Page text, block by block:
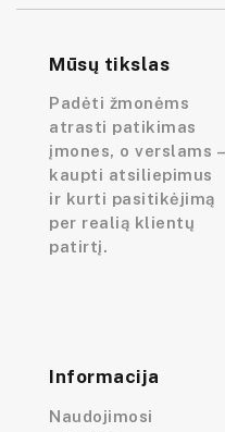
Mūsų tikslas
Padėti žmonėms
atrasti patikimas
įmones, o verslams –
kaupti atsiliepimus
ir kurti pasitikėjimą
per realią klientų
patirtį.
Informacija
Naudojimosi